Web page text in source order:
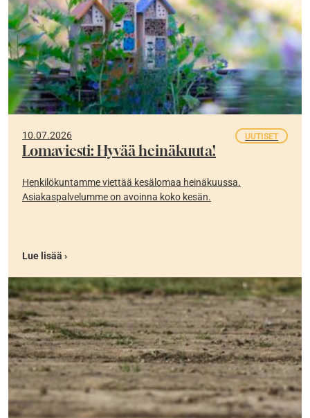
10.07.2026 UUTISET
Lomaviesti: Hyvää heinäkuuta!
Henkilökuntamme viettää kesälomaa heinäkuussa.
Asiakaspalvelumme on avoinna koko kesän.
Lue lisää ›